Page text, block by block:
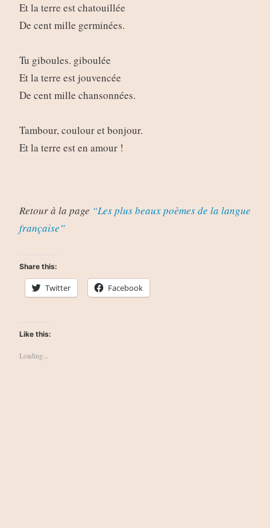
Et la terre est chatouillée
De cent mille germinées.
Tu giboules. giboulée
Et la terre est jouvencée
De cent mille chansonnées.
Tambour, coulour et bonjour.
Et la terre est en amour !
Retour à la page “Les plus beaux poèmes de la langue
française”
Share this:
Twitter Facebook
Like this:
Loading...